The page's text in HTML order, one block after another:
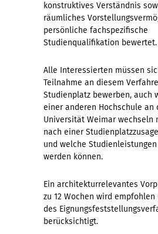
konstruktives Verständnis
räumliches
persönliche fachspezifische
Studienqualifikation bewertet.
Alle Interessierten müssen
Teilnahme an diesem
Studienplatz bewerben, auch
einer anderen Hochschule an
Universität Weimar wechseln
nach einer
und welche
werden können.
Ein architekturrelevantes
zu 12 Wochen wird empfohlen
des
berücksichtigt.